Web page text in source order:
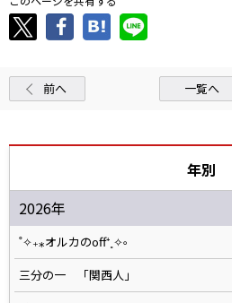
前へ 一覧へ
年別
2026年
˚✧₊⁎オルカのoff⁺˳✧༚
三分の一 「関西人」